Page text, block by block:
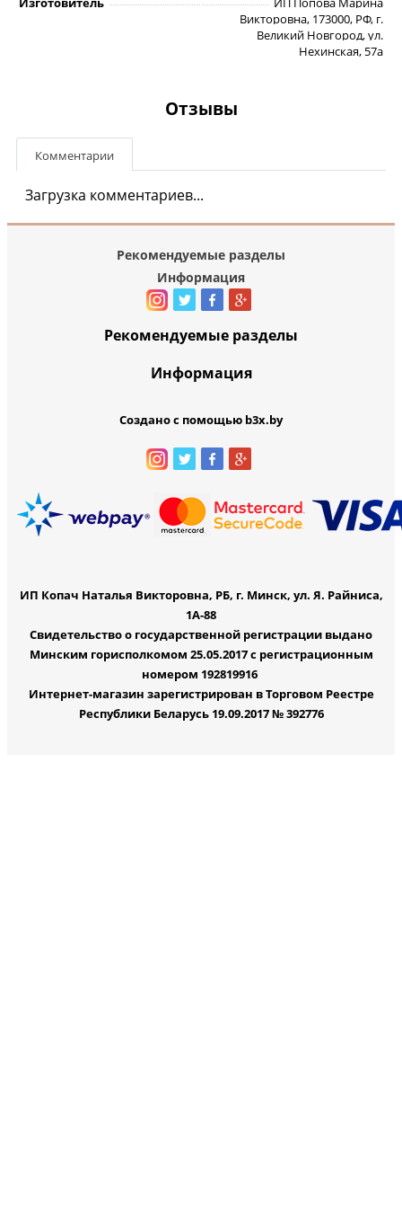
Викторовна, 173000, РФ, г.
Великий Новгород, ул.
Нехинская, 57а
Отзывы
Комментарии
Загрузка комментариев...
Рекомендуемые разделы
Информация
Рекомендуемые разделы
Информация
Создано с помощью b3x.by
ИП Копач Наталья Викторовна, РБ, г. Минск, ул. Я. Райниса,
1А-88
Свидетельство о государственной регистрации выдано
Минским горисполкомом 25.05.2017 с регистрационным
номером 192819916
Интернет-магазин зарегистрирован в Торговом Реестре
Республики Беларусь 19.09.2017 № 392776